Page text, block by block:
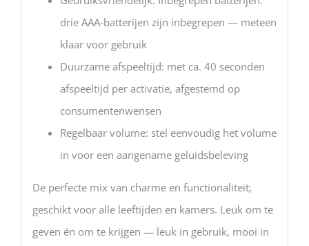
drie AAA-batterijen zijn inbegrepen — meteen
klaar voor gebruik
Duurzame afspeeltijd: met ca. 40 seconden
afspeeltijd per activatie, afgestemd op
consumentenwensen
Regelbaar volume: stel eenvoudig het volume
in voor een aangename geluidsbeleving
De perfecte mix van charme en functionaliteit;
geschikt voor alle leeftijden en kamers. Leuk om te
geven én om te krijgen — leuk in gebruik, mooi in